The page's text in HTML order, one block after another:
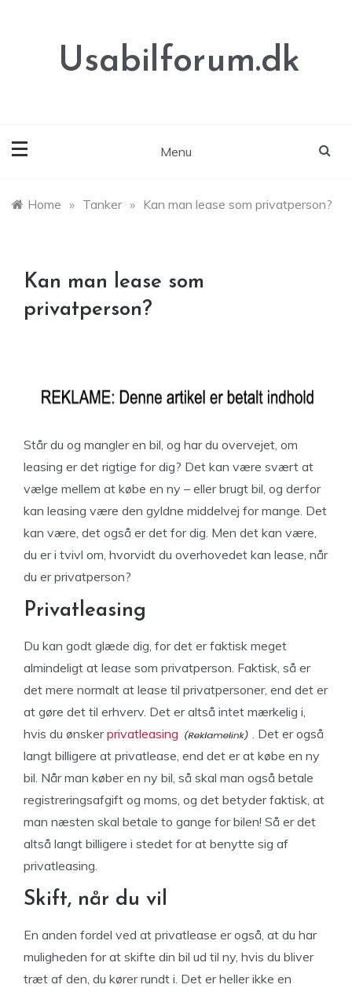
Usabilforum.dk
Menu
Home » Tanker » Kan man lease som privatperson?
Kan man lease som
privatperson?
Står du og mangler en bil, og har du overvejet, om
leasing er det rigtige for dig? Det kan være svært at
vælge mellem at købe en ny – eller brugt bil, og derfor
kan leasing være den gyldne middelvej for mange. Det
kan være, det også er det for dig. Men det kan være,
du er i tvivl om, hvorvidt du overhovedet kan lease, når
du er privatperson?
Privatleasing
Du kan godt glæde dig, for det er faktisk meget
almindeligt at lease som privatperson. Faktisk, så er
det mere normalt at lease til privatpersoner, end det er
at gøre det til erhverv. Det er altså intet mærkelig i,
hvis du ønskerprivatleasing
. Det er også
langt billigere at privatlease, end det er at købe en ny
bil. Når man køber en ny bil, så skal man også betale
registreringsafgift og moms, og det betyder faktisk, at
man næsten skal betale to gange for bilen! Så er det
altså langt billigere i stedet for at benytte sig af
privatleasing.
Skift, når du vil
En anden fordel ved at privatlease er også, at du har
muligheden for at skifte din bil ud til ny, hvis du bliver
træt af den, du kører rundt i. Det er heller ikke en